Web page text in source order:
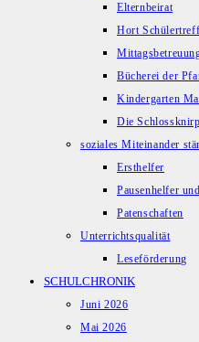
Elternbeirat
Hort Schülertreff
Bücherei der
Kindergarten
Die
soziales Miteinander
Ersthelfer
Pausenhelfer
Patenschaften
Unterrichtsqualität
Leseförderung
SCHULCHRONIK
Juni 2026
Mai 2026